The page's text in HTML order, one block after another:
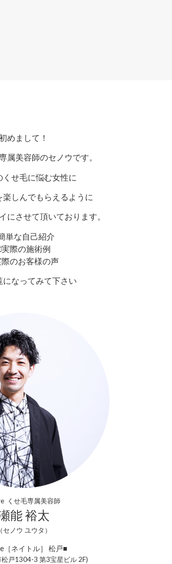
めまして！
属美容師のセノウです。
くせ毛に悩む女性に
楽しんでもらえるように
にさせて頂いております。
単な自己紹介
際の施術例
のお客様の声
になってみて下さい
くせ毛専属美容師
能 裕太
（セノウ ユウタ）
［ネイトル］ 松戸■
戸1304-3 第3宝星ビル 2F)